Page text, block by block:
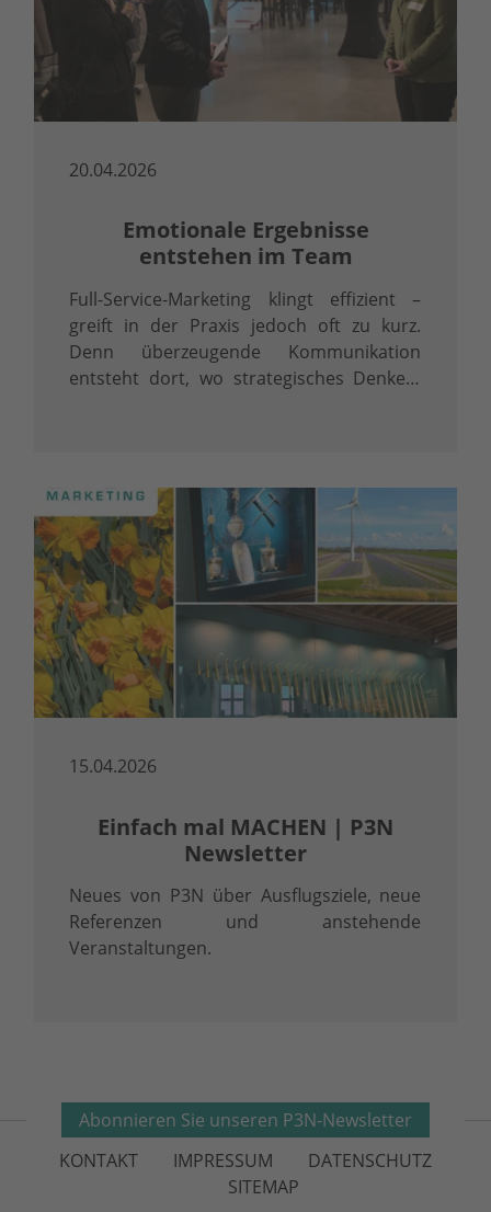
20.04.2026
Emotionale Ergebnisse
entstehen im Team
Full-Service-Marketing klingt effizient –
greift in der Praxis jedoch oft zu kurz.
Denn überzeugende Kommunikation
entsteht dort, wo strategisches Denken,
15.04.2026
Einfach mal MACHEN | P3N
Newsletter
Neues von P3N über Ausflugsziele, neue
Referenzen und anstehende
Veranstaltungen.
Abonnieren Sie unseren P3N-Newsletter
KONTAKT
IMPRESSUM
DATENSCHUTZ
SITEMAP